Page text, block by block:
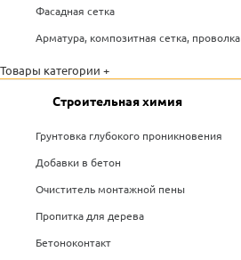
Фасадная сетка
Арматура, композитная сетка, проволка
Товары категории +
Строительная химия
Грунтовка глубокого проникновения
Добавки в бетон
Очиститель монтажной пены
Пропитка для дерева
Бетоноконтакт